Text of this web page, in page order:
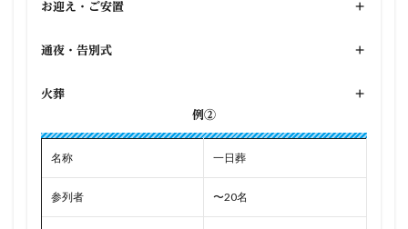
お迎え・ご安置 +
通夜・告別式 +
火葬
+
例②
名称 一日葬
参列者 〜20名